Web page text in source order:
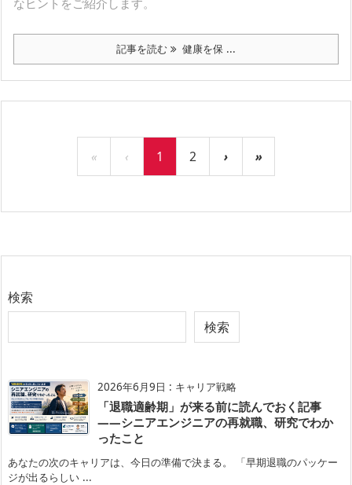
なヒントをご紹介します。
記事を読む 健康を保 ...
« ‹ 1 2 › »
検索
検索
2026年6月9日 : キャリア戦略
「退職適齢期」が来る前に読んでおく記事
——シニアエンジニアの再就職、研究でわか
ったこと
あなたの次のキャリアは、今日の準備で決まる。 「早期退職のパッケー
ジが出るらしい ...